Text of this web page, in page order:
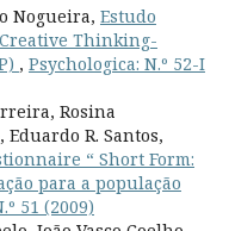
Nogueira, Estudo
Thinking-
, Psychologica: N.º 52-I
Rosina
Eduardo R. Santos,
“ Short Form:
para a população
51 (2009)